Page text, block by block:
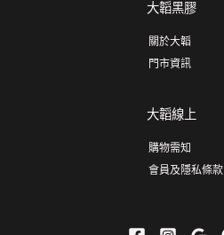
大韜黑膠
關於大韜
門市資訊
大韜線上
購物需知
會員及隱私條款